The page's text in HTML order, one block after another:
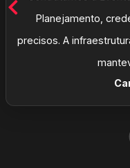
Planejamento,
precisos. A